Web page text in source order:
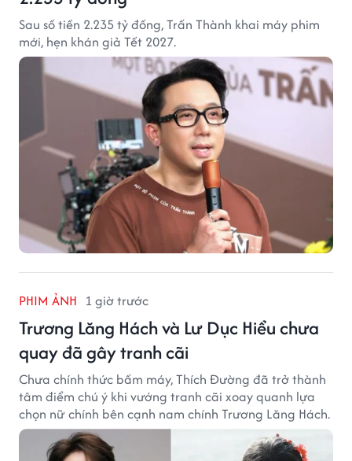
Sau số tiền 2.235 tỷ đồng, Trấn Thành khai máy phim
mới, hẹn khán giả Tết 2027.
PHIM ẢNH 1 giờ trước
Trương Lăng Hách và Lư Dục Hiểu chưa
quay đã gây tranh cãi
Chưa chính thức bấm máy, Thích Đường đã trở thành
tâm điểm chú ý khi vướng tranh cãi xoay quanh lựa
chọn nữ chính bên cạnh nam chính Trương Lăng Hách.